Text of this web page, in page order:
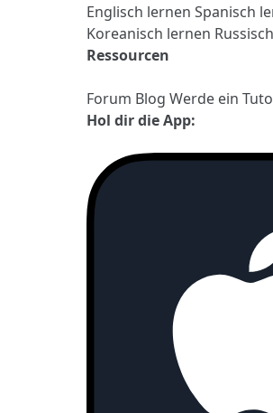
Englisch lernen Spanisch
Koreanisch lernen
Ressourcen
Forum Blog Werde ein
Hol dir die App: